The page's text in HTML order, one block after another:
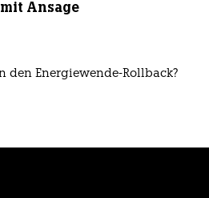
Ansage
den Energiewende-Rollback?